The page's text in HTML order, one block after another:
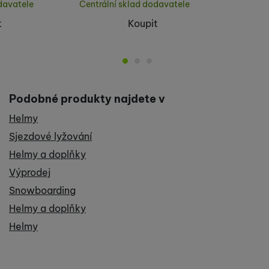
Centrální sklad dodavatele
Koupit
Podobné produkty najdete v
Helmy
Sjezdové lyžování
Helmy a doplňky
Výprodej
Snowboarding
Helmy a doplňky
Helmy